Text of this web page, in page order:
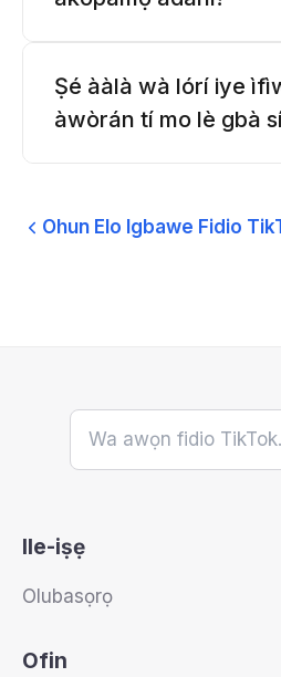
Ṣé ààlà wà lórí iye
àwòrán tí mo lè gbà
Ohun Elo Igbawe Fidio
Ile-iṣẹ
Olubasọrọ
Ofin